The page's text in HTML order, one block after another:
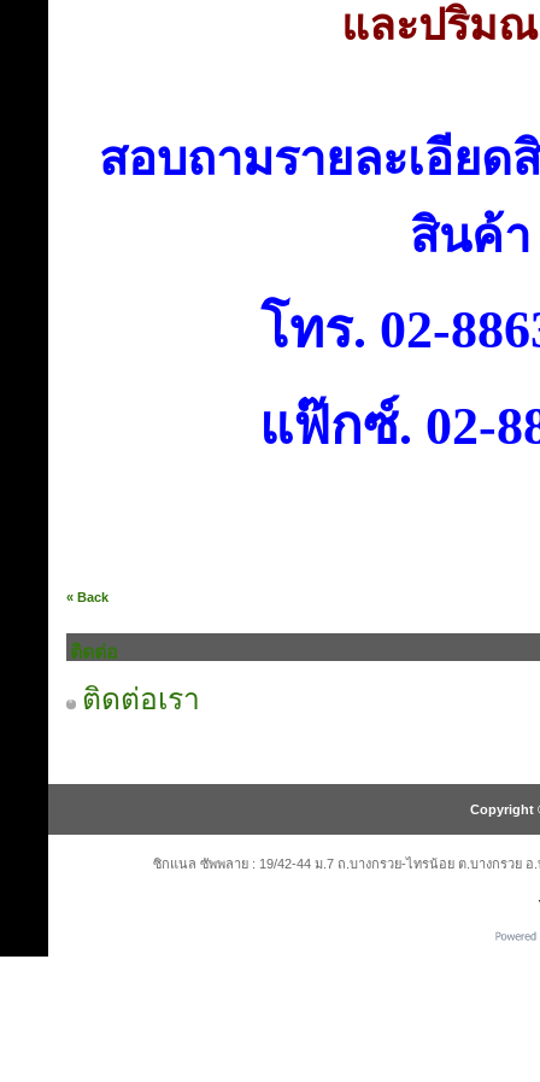
และปริม
สอบถามรายละเอียด
สินค้า
โทร. 02-
แฟ๊กซ์. 02-
« Back
ติดต่อ
ติดต่อเรา
Copyright
ซิกแนล ซัพพลาย : 19/42-44 ม.7 ถ.บางกรวย-ไทรน้อย ต.บางกรวย อ